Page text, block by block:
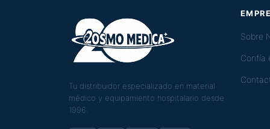
Tu distribuidor especializado en material
médico y equipamiento hospitalario desde
1996.
Sobre
Confía